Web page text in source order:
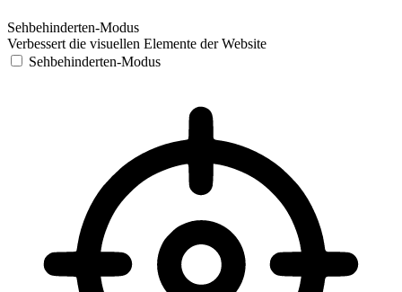
Sehbehinderten-Modus
Verbessert die visuellen Elemente der Website
Sehbehinderten-Modus